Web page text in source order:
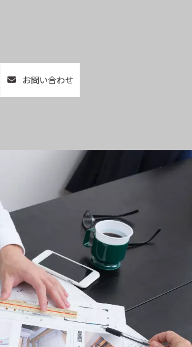
お問い合わせ